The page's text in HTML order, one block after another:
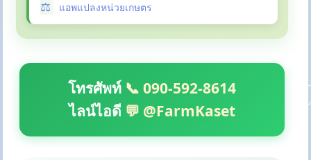
แอพแปลงหน่วยเกษตร
โทรศัพท์ 📞 090-592-8614
ไลน์ไอดี 💬 @FarmKaset